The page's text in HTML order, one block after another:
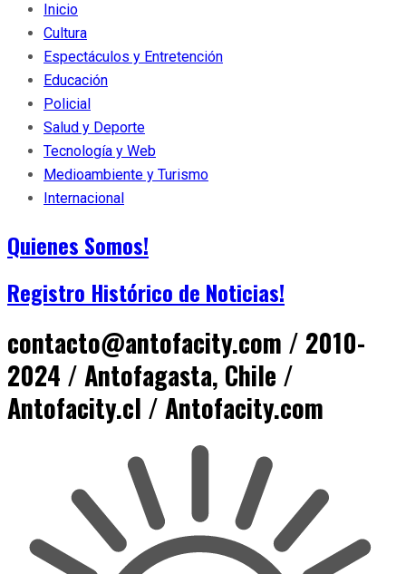
Inicio
Cultura
Espectáculos y Entretención
Educación
Policial
Salud y Deporte
Tecnología y Web
Medioambiente y Turismo
Internacional
Quienes Somos!
Registro Histórico de Noticias!
contacto@antofacity.com / 2010-
2024 / Antofagasta, Chile /
Antofacity.cl / Antofacity.com